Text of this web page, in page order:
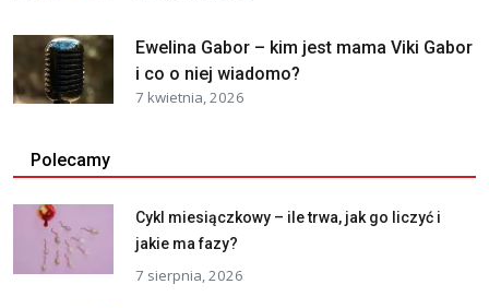
Ewelina Gabor – kim jest mama Viki Gabor
i co o niej wiadomo?
7 kwietnia, 2026
Polecamy
Cykl miesiączkowy – ile trwa, jak go liczyć i
jakie ma fazy?
7 sierpnia, 2026